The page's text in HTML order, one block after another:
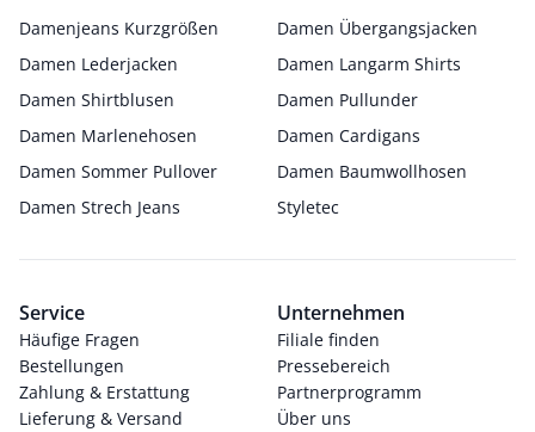
Damenjeans Kurzgrößen
Damen Übergangsjacken
Damen Lederjacken
Damen Langarm Shirts
Damen Shirtblusen
Damen Pullunder
Damen Marlenehosen
Damen Cardigans
Damen Sommer Pullover
Damen Baumwollhosen
Damen Strech Jeans
Styletec
Service
Häufige Fragen
Bestellungen
Zahlung & Erstattung
Lieferung & Versand
Unternehmen
Filiale finden
Pressebereich
Partnerprogramm
Über uns